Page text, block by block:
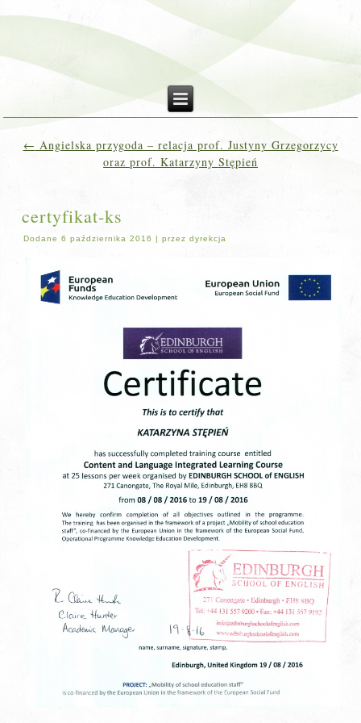
← Angielska przygoda – relacja prof. Justyny Grzegorzycy
oraz prof. Katarzyny Stępień
certyfikat-ks
Dodane 6 października 2016 |przez dyrekcja